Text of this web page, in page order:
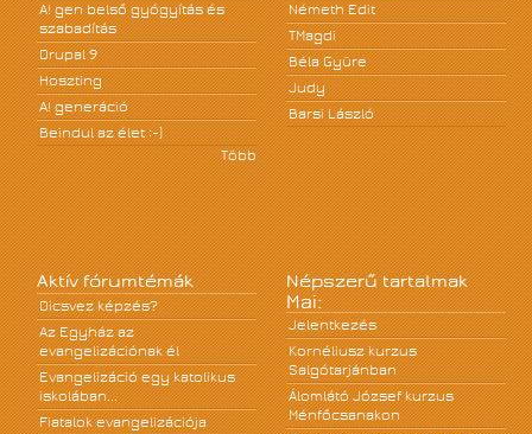
A! gen belső gyógyítás és
szabadítás
Drupal 9
Hoszting
A! generáció
Beindul az élet :-)
Több
Németh Edit
TMagdi
Béla Gyüre
Judy
Barsi László
Aktív fórumtémák
Dicsvez képzés?
Az Egyház az
evangelizációnak él
Evangelizáció egy katolikus
iskolában...
Fiatalok evangelizációja
Népszerű tartalmak
Mai:
Jelentkezés
Kornéliusz kurzus
Salgótarjánban
Álomlátó József kurzus
Ménfőcsanakon